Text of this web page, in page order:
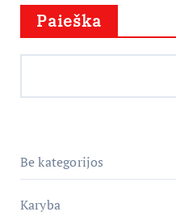
Paieška
Be kategorijos
Karyba